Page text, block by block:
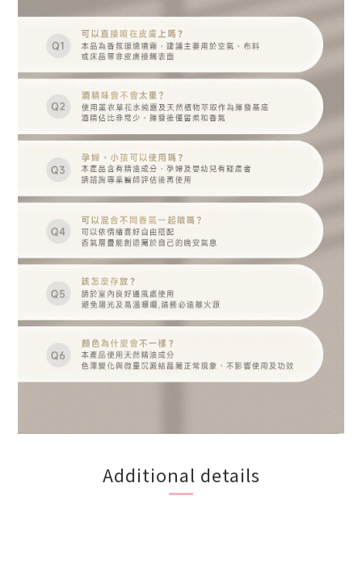
Additional details